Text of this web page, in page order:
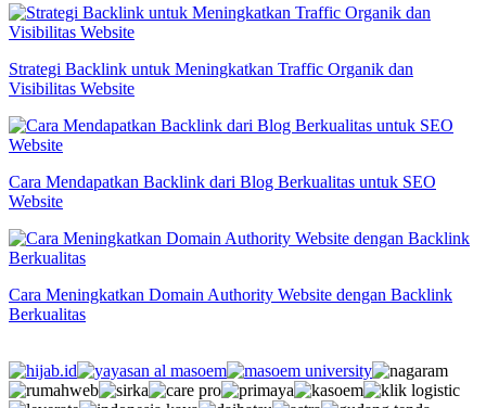
Strategi Backlink untuk Meningkatkan Traffic Organik dan
Visibilitas Website
Cara Mendapatkan Backlink dari Blog Berkualitas untuk SEO
Website
Cara Meningkatkan Domain Authority Website dengan Backlink
Berkualitas